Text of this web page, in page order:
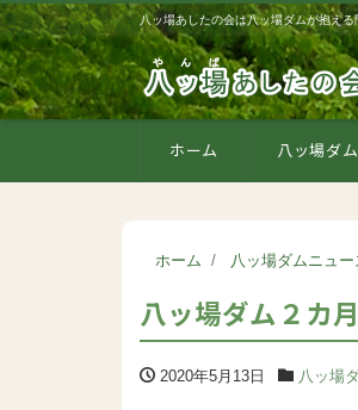
八ッ場あしたの会は八ッ場ダムが抱え
ホーム 八ッ場ダ
ホーム 八ッ場ダムニュー
八ッ場ダム２カ
2020年5月13日 八ッ場